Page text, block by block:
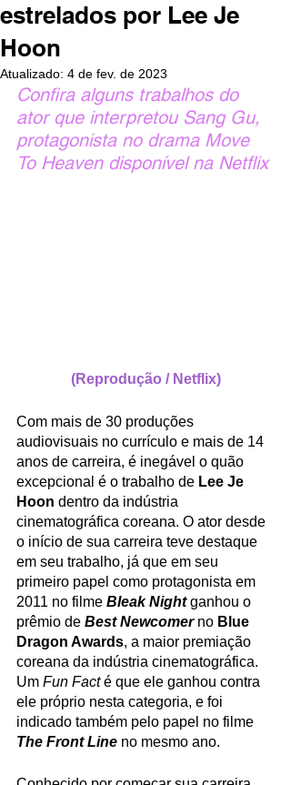
estrelados por Lee Je
Hoon
Atualizado: 4 de fev. de 2023
Confira alguns trabalhos do
ator que interpretou Sang Gu,
protagonista no drama Move
To Heaven disponível na Netflix
(Reprodução / Netflix)
Com mais de 30 produções
audiovisuais no currículo e mais de 14
anos de carreira, é inegável o quão
excepcional é o trabalho de Lee Je
Hoon dentro da indústria
cinematográfica coreana. O ator desde
o início de sua carreira teve destaque
em seu trabalho, já que em seu
primeiro papel como protagonista em
2011 no filme Bleak Night ganhou o
prêmio de Best Newcomer no Blue
Dragon Awards, a maior premiação
coreana da indústria cinematográfica.
Um Fun Fact é que ele ganhou contra
ele próprio nesta categoria, e foi
indicado também pelo papel no filme
The Front Line no mesmo ano.